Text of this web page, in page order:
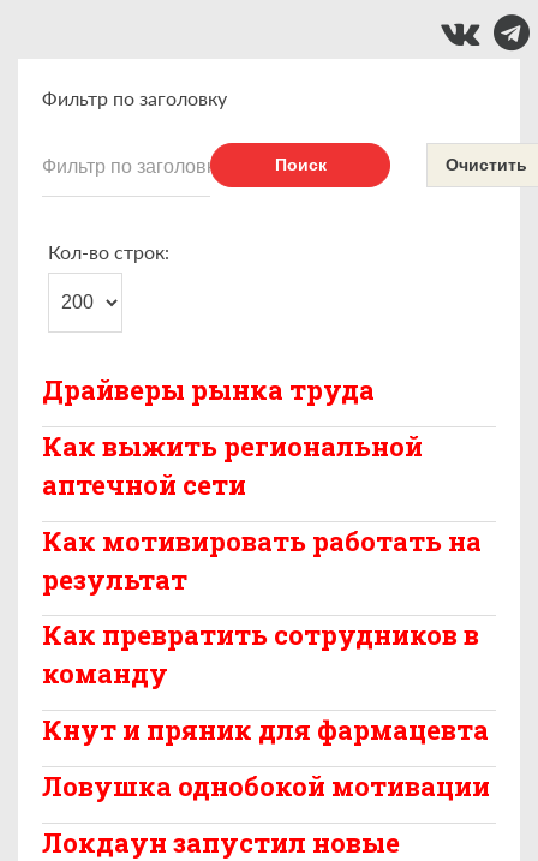
Фильтр по заголовку
Поиск Очистить
Кол-во строк:
Драйверы рынка труда
Как выжить региональной
аптечной сети
Как мотивировать работать на
результат
Как превратить сотрудников в
команду
Кнут и пряник для фармацевта
Ловушка однобокой мотивации
Локдаун запустил новые